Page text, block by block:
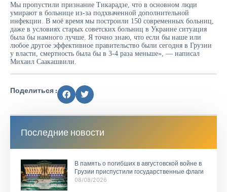
Мы пропустили признание Тикарадзе, что в основном люди
умирают в больнице из-за подхваченной дополнительной
инфекции. В моё время мы построили 150 современных больниц,
даже в условиях старых советских больниц в Украине ситуация
была бы намного лучше. Я точно знаю, что если бы наше или
любое другое эффективное правительство были сегодня в Грузии
у власти, смертность была бы в 3-4 раза меньше», — написал
Михаил Саакашвили.
Поделиться :
Последние новости
В память о погибших в августовской войне в
Грузии приспустили государственные флаги
08/08/2026